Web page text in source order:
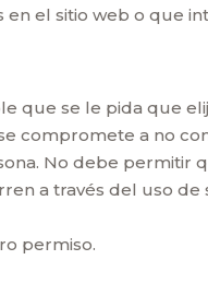
el sitio web o que
que se le pida que
compromete a no
No debe permitir
a través del uso de
permiso.